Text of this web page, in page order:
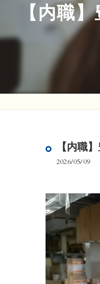
【内職
【内職
2026/05/09